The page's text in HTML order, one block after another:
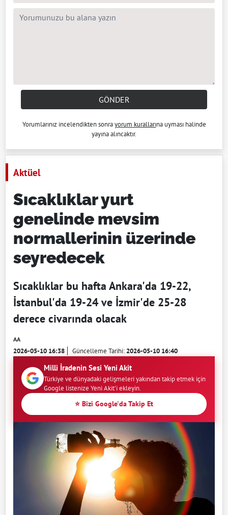
GÖNDER
Yorumlarınız incelendikten sonrayorum kurallarına uyması halinde
yayına alıncaktır.
Aktüel
Sıcaklıklar yurt
genelinde mevsim
normallerinin üzerinde
seyredecek
Sıcaklıklar bu hafta Ankara'da 19-22,
İstanbul'da 19-24 ve İzmir'de 25-28
derece civarında olacak
AA
2026-05-10 16:38 Güncelleme Tarihi:2026-05-10 16:40
Milli İradenin Sesi Yeni Akit
Türkiye ve dünyadaki gelişmeleri yakından takip etmek için
Google listenize Yeni Akit'i ekleyin.
⭐ Bizi Google'da Takip Et